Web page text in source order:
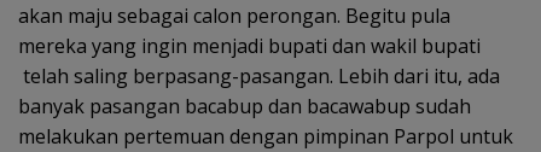
akan maju sebagai calon perongan. Begitu pula
mereka yang ingin menjadi bupati dan wakil bupati
telah saling berpasang-pasangan. Lebih dari itu, ada
banyak pasangan bacabup dan bacawabup sudah
melakukan pertemuan dengan pimpinan Parpol untuk